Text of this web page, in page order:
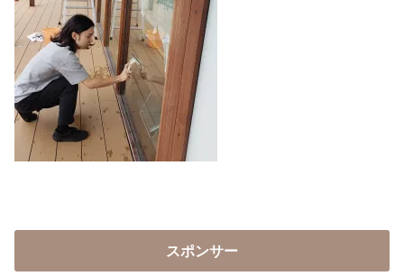
スポンサー